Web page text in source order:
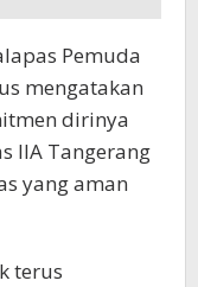
Pemuda
mengatakan
dirinya
IIA Tangerang
yang aman
terus